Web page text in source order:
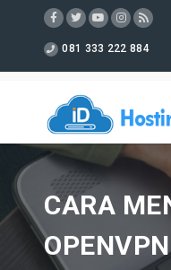
081 333 222 884
CARA